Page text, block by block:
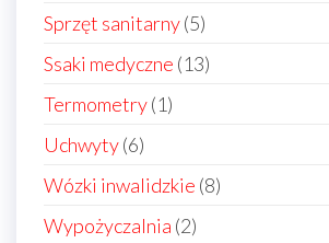
Sprzęt sanitarny 55
produktów
Ssaki medyczne 1313
Termometry 11
Uchwyty 66
produktów
Wózki inwalidzkie 88
Wypożyczalnia 22